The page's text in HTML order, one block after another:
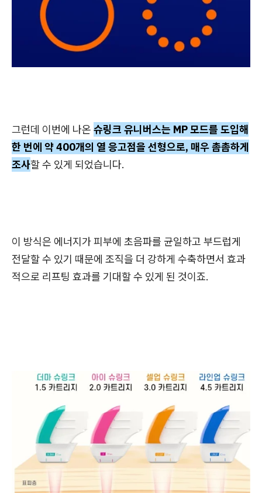
그런데 이번에 나온 슈링크 유니버스는 MP 모드를 도입해
한 번에 약 400개의 열 응고점을 선형으로, 매우 촘촘하게
조사할 수 있게 되었습니다.
이 방식은 에너지가 피부에 초음파를 균일하고 부드럽게
전달할 수 있기 때문에 조직을 더 강하게 수축하면서 효과
적으로 리프팅 효과를 기대할 수 있게 된 것이죠.